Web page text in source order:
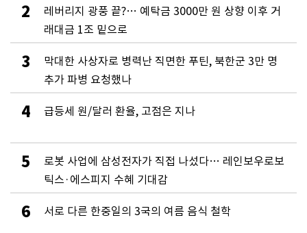
2
레버리지 광풍 끝?… 예탁금 3000만 원 상향 이후 거
래대금 1조 밑으로
3
막대한 사상자로 병력난 직면한 푸틴, 북한군 3만 명
추가 파병 요청했나
4 급등세 원/달러 환율, 고점은 지나
5
로봇 사업에 삼성전자가 직접 나섰다… 레인보우로보
틱스·에스피지 수혜 기대감
6 서로 다른 한중일의 3국의 여름 음식 철학